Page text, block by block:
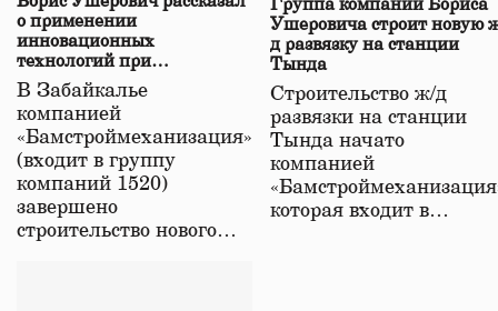
о применении
инновационных
технологий при
строительстве нового моста
в Забайкалье
В Забайкалье
компанией
«Бамстроймеханизация»
(входит в группу
компаний 1520)
завершено
строительство нового…
Группа компаний Бориса
Ушеровича строит новую
д развязку на станции
Тында
Строительство ж/д
развязки на станции
Тында начато
компанией
которая входит в…